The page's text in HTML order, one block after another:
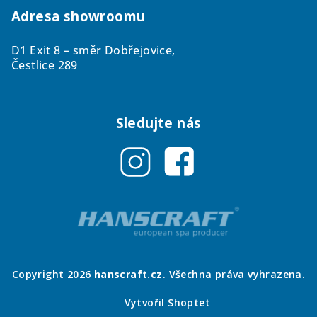
Adresa showroomu
D1 Exit 8 – směr Dobřejovice,
Čestlice 289
Sledujte nás
Copyright 2026 hanscraft.cz. Všechna práva vyhrazena.
Vytvořil Shoptet